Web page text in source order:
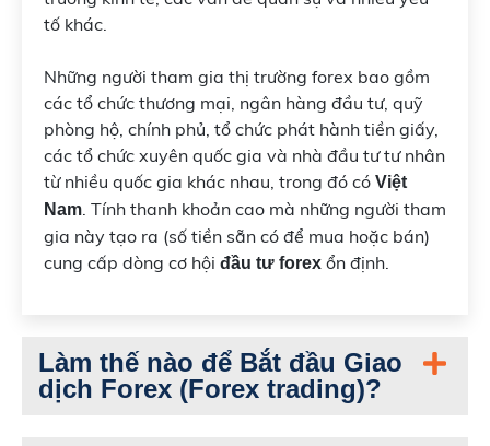
tố khác.
Những người tham gia thị trường forex bao gồm
các tổ chức thương mại, ngân hàng đầu tư, quỹ
phòng hộ, chính phủ, tổ chức phát hành tiền giấy,
các tổ chức xuyên quốc gia và nhà đầu tư tư nhân
từ nhiều quốc gia khác nhau, trong đó có Việt
Nam . Tính thanh khoản cao mà những người tham
gia này tạo ra (số tiền sẵn có để mua hoặc bán)
cung cấp dòng cơ hội đầu tư forex ổn định.
Làm thế nào để Bắt đầu Giao
dịch Forex (Forex trading)?